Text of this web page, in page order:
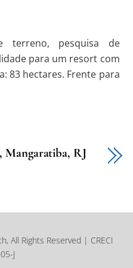
terreno, pesquisa de
para um resort com
83 hectares. Frente para
Mangaratiba, RJ
All Rights Reserved | CRECI
J